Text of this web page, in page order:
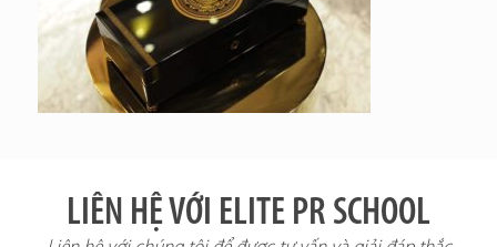
LIÊN HỆ VỚI ELITE PR SCHOOL